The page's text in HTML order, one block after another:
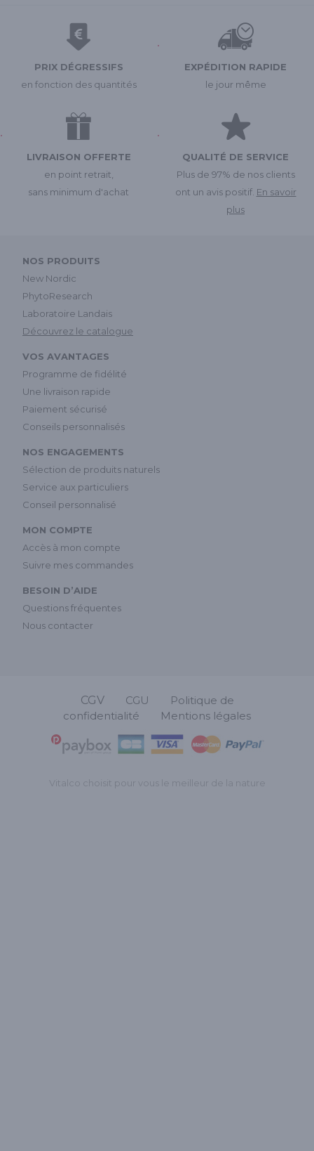
PRIX DÉGRESSIFS
en fonction des quantités
EXPÉDITION RAPIDE
le jour même
LIVRAISON OFFERTE
en point retrait,
sans minimum d'achat
QUALITÉ DE SERVICE
Plus de 97% de nos clients
ont un avis positif. En savoir
plus
NOS PRODUITS
New Nordic
PhytoResearch
Laboratoire Landais
Découvrez le catalogue
VOS AVANTAGES
Programme de fidélité
Une livraison rapide
Paiement sécurisé
Conseils personnalisés
NOS ENGAGEMENTS
Sélection de produits naturels
Service aux particuliers
Conseil personnalisé
MON COMPTE
Accès à mon compte
Suivre mes commandes
BESOIN D’AIDE
Questions fréquentes
Nous contacter
CGV CGU
Politique de
confidentialité
Mentions légales
Vitalco choisit pour vous le meilleur de la nature